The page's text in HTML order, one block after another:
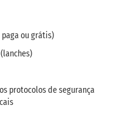
paga ou grátis)
protocolos de segurança